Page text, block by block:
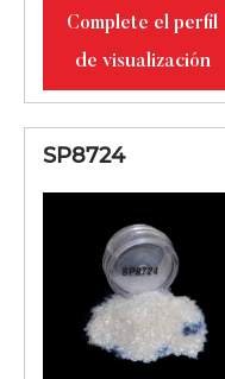
Complete el perfil
de visualización
SP8724